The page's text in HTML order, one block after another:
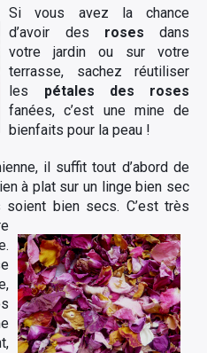
Si vous avez la chance
d’avoir des rosesdans
votre jardin ou sur votre
terrasse, sachez réutiliser
les pétales des roses
fanées, c’est une mine de
bienfaits pour la peau !
il suffit tout d’abord de
à plat sur un linge bien sec
soient bien secs. C’est très